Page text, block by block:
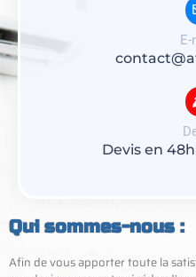
E-
Devis en
Qui sommes-nous :
Afin de vous apporter toute la